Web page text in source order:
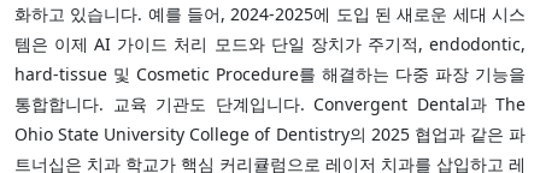
화하고 있습니다. 예를 들어, 2024-2025에 도입 된 새로운 세대 시스
템은 이제 AI 가이드 처리 모드와 단일 장치가 주기적, endodontic,
hard-tissue 및 Cosmetic Procedure를 해결하는 다중 파장 기능을
통합합니다. 교육 기관도 단계입니다. Convergent Dental과 The
Ohio State University College of Dentistry의 2025 협업과 같은 파
트너십은 치과 학교가 핵심 커리큘럼으로 레이저 치과를 삽입하고 레